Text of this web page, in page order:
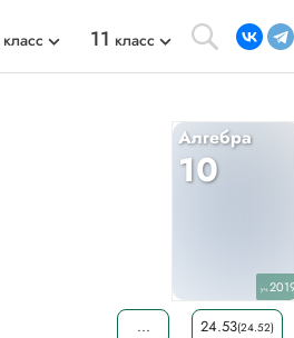
класс 11 класс
Алгебра
10
уч.
... 24.53(24.52)